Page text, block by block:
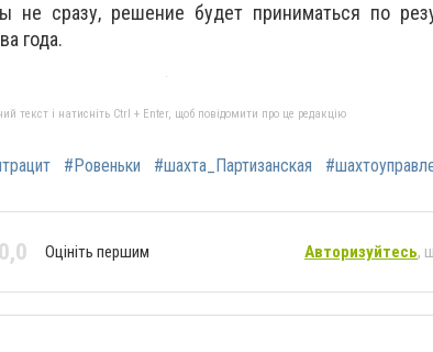
не сразу, решение будет приниматься по
года.
текст і натисніть Ctrl + Enter, щоб повідомити про це редакцію
#Ровеньки #шахта_Партизанская
0,0 Оцініть першим Авторизуйтесь,